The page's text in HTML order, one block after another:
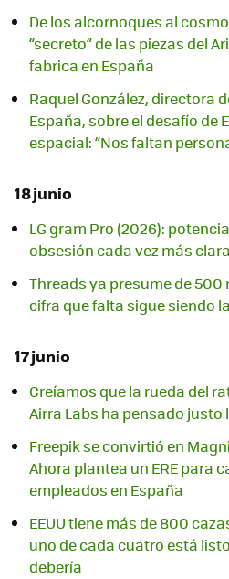
De los alcornoques al
“secreto” de las piezas del
fabrica en España
Raquel González, directora
España, sobre el desafío de
espacial: “Nos faltan
18 junio
LG gram Pro (2026):
obsesión cada vez más
Threads ya presume de 500
cifra que falta sigue siendo
17 junio
Creíamos que la rueda del
Airra Labs ha pensado justo
Freepik se convirtió en
Ahora plantea un ERE para
empleados en España
EEUU tiene más de 800
uno de cada cuatro está
debería